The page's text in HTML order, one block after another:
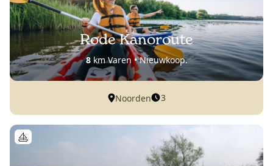
Rode Kanoroute
8km Varen • Nieuwkoop.
Noorden 3